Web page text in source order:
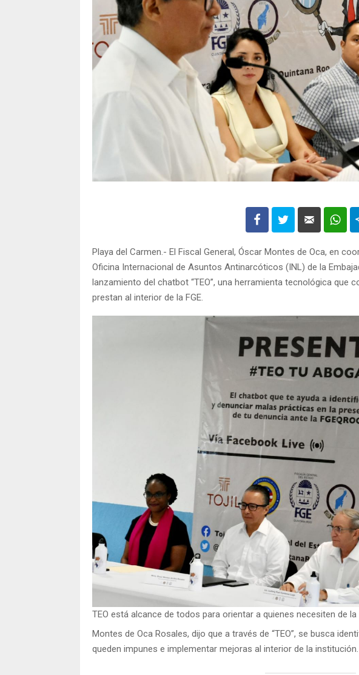
Playa del Carmen.- El Fiscal General, Óscar Montes de Oca, en
Oficina Internacional de Asuntos Antinarcóticos (INL) de la
lanzamiento del chatbot “TEO”, una herramienta tecnológica que
prestan al interior de la FGE.
TEO está alcance de todos para orientar a quienes necesiten de la
Montes de Oca Rosales, dijo que a través de “TEO”, se busca
queden impunes e implementar mejoras al interior de la institución.